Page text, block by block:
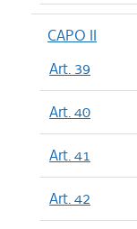
CAPO II
Art. 39
Art. 40
Art. 41
Art. 42